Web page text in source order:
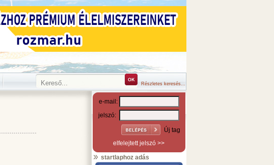
Részletes keresés...
e-mail:
jelszó:
Új tag
elfelejtett jelszó >>
startlaphoz adás